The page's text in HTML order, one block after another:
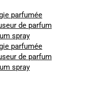
parfumée
de parfum
spray
parfumée
de parfum
spray